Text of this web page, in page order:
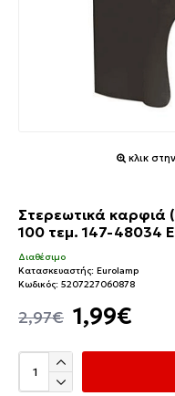
κλικ
Στερεωτικά
100 τεμ. 147-48034
1,99€
2,97€
Διαθέσιμο
Κατασκευαστής: Eurolamp
Κωδικός: 5207227060878